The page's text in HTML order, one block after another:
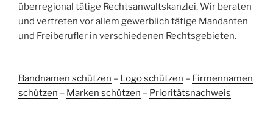
überregional tätige Rechtsanwaltskanzlei. Wir beraten
und vertreten vor allem gewerblich tätige Mandanten
und Freiberufler in verschiedenen Rechtsgebieten.
Bandnamen schützen – Logo schützen – Firmennamen
schützen – Marken schützen – Prioritätsnachweis